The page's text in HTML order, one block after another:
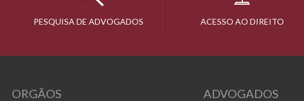
PESQUISA DE ADVOGADOS ACESSO AO DIREITO
ORGÃOS ADVOGADOS